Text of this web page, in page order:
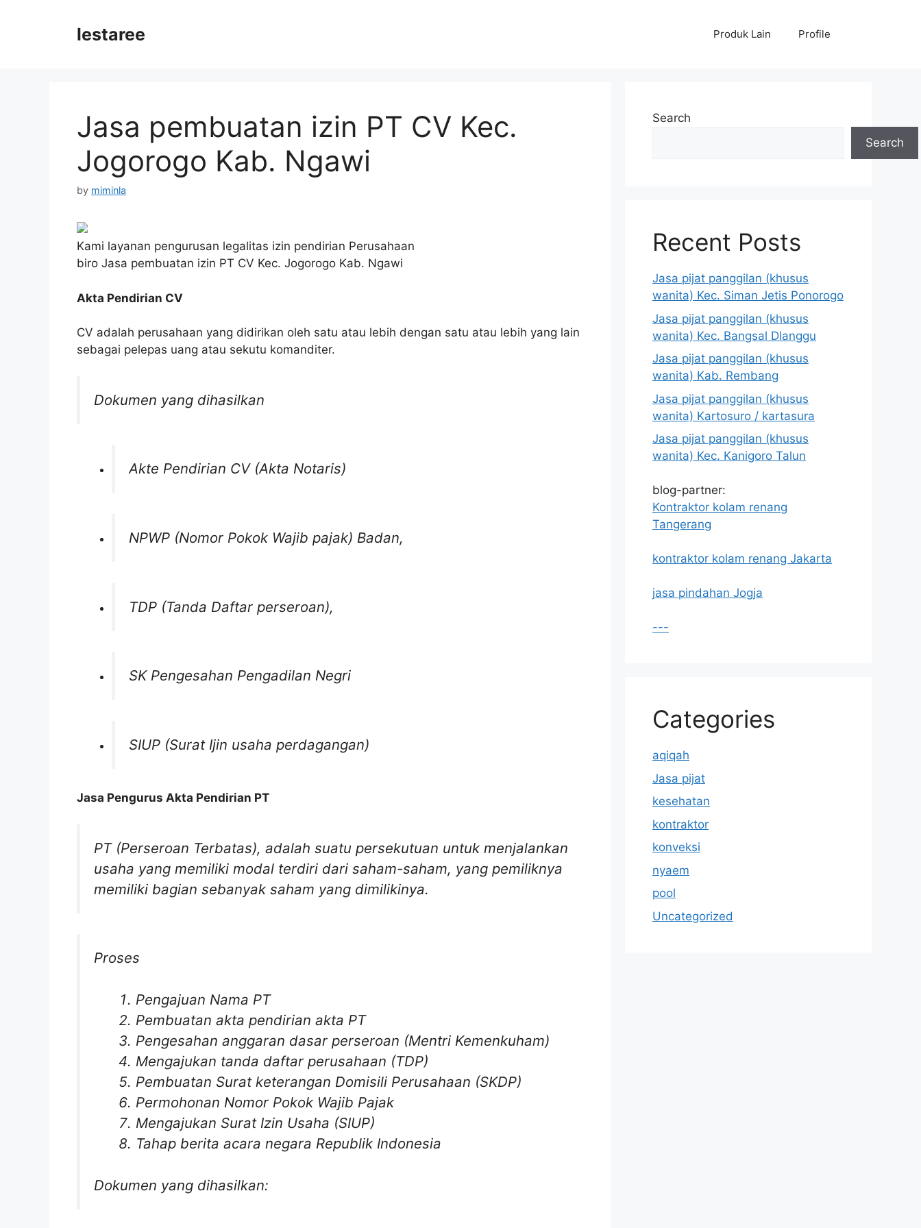
lestaree Produk Lain Profile
Jasa pembuatan izin PT CV Kec.
Jogorogo Kab. Ngawi
by miminla
Kami layanan pengurusan legalitas izin pendirian Perusahaan
biro Jasa pembuatan izin PT CV Kec. Jogorogo Kab. Ngawi
Akta Pendirian CV
CV adalah perusahaan yang didirikan oleh satu atau lebih dengan satu atau lebih yang lain
sebagai pelepas uang atau sekutu komanditer.
Dokumen yang dihasilkan
Akte Pendirian CV (Akta Notaris)
NPWP (Nomor Pokok Wajib pajak) Badan,
TDP (Tanda Daftar perseroan),
SK Pengesahan Pengadilan Negri
SIUP (Surat Ijin usaha perdagangan)
Jasa Pengurus Akta Pendirian PT
PT (Perseroan Terbatas), adalah suatu persekutuan untuk menjalankan
usaha yang memiliki modal terdiri dari saham-saham, yang pemiliknya
memiliki bagian sebanyak saham yang dimilikinya.
Proses
Pengajuan Nama PT
Pembuatan akta pendirian akta PT
Pengesahan anggaran dasar perseroan (Mentri Kemenkuham)
Mengajukan tanda daftar perusahaan (TDP)
Pembuatan Surat keterangan Domisili Perusahaan (SKDP)
Permohonan Nomor Pokok Wajib Pajak
Mengajukan Surat Izin Usaha (SIUP)
Tahap berita acara negara Republik Indonesia
Dokumen yang dihasilkan:
Search
Search
Recent Posts
Jasa pijat panggilan (khusus
wanita) Kec. Siman Jetis Ponorogo
Jasa pijat panggilan (khusus
wanita) Kec. Bangsal Dlanggu
Jasa pijat panggilan (khusus
wanita) Kab. Rembang
Jasa pijat panggilan (khusus
wanita) Kartosuro / kartasura
Jasa pijat panggilan (khusus
wanita) Kec. Kanigoro Talun
blog-partner:
Kontraktor kolam renang
Tangerang
kontraktor kolam renang Jakarta
jasa pindahan Jogja
---
Categories
aqiqah
Jasa pijat
kesehatan
kontraktor
konveksi
nyaem
pool
Uncategorized